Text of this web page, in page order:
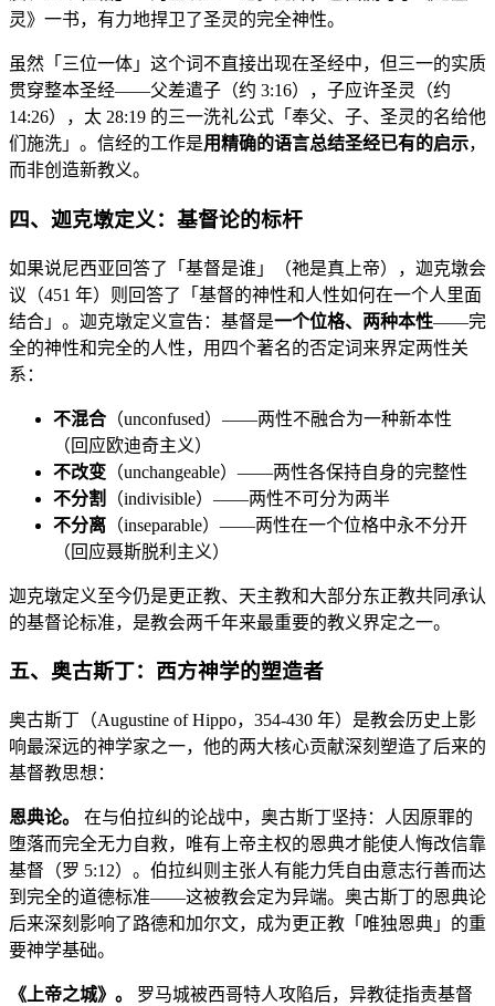
灵》一书，有力地捍卫了圣灵的完全神性。
虽然「三位一体」这个词不直接出现在圣经中，但三一的实质
贯穿整本圣经——父差遣子（约 3:16），子应许圣灵（约
14:26），太 28:19 的三一洗礼公式「奉父、子、圣灵的名给他
们施洗」。信经的工作是用精确的语言总结圣经已有的启示，
而非创造新教义。
四、迦克墩定义：基督论的标杆
如果说尼西亚回答了「基督是谁」（祂是真上帝），迦克墩会
议（451 年）则回答了「基督的神性和人性如何在一个人里面
结合」。迦克墩定义宣告：基督是一个位格、两种本性——完
全的神性和完全的人性，用四个著名的否定词来界定两性关
系：
不混合 （unconfused）——两性不融合为一种新本性
（回应欧迪奇主义）
不改变 （unchangeable）——两性各保持自身的完整性
不分割
（indivisible）——两性不可分为两半
不分离 （inseparable）——两性在一个位格中永不分开
（回应聂斯脱利主义）
迦克墩定义至今仍是更正教、天主教和大部分东正教共同承认
的基督论标准，是教会两千年来最重要的教义界定之一。
五、奥古斯丁：西方神学的塑造者
奥古斯丁（Augustine of Hippo，354-430 年）是教会历史上影
响最深远的神学家之一，他的两大核心贡献深刻塑造了后来的
基督教思想：
恩典论。
在与伯拉纠的论战中，奥古斯丁坚持：人因原罪的
堕落而完全无力自救，唯有上帝主权的恩典才能使人悔改信靠
基督（罗 5:12）。伯拉纠则主张人有能力凭自由意志行善而达
到完全的道德标准——这被教会定为异端。奥古斯丁的恩典论
后来深刻影响了路德和加尔文，成为更正教「唯独恩典」的重
要神学基础。
《上帝之城》。
罗马城被西哥特人攻陷后，异教徒指责基督